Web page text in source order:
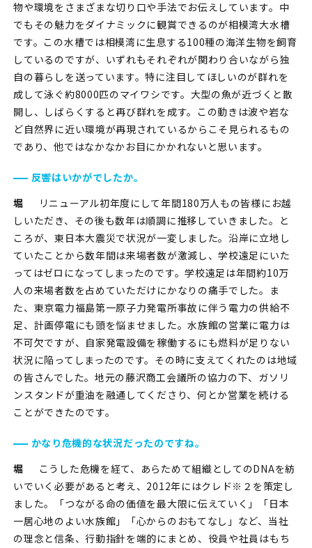
物や環境をさまざまな切り口や手法でお伝えしています。中
でもその魅力をダイナミックに観賞できるのが相模湾大水槽
です。この水槽では相模湾に生息する100種の海洋生物を飼育
しているのですが、いずれもそれぞれが関わり合いながら独
自の暮らしを送っています。特に注目してほしいのが群れを
成して泳ぐ約8000匹のマイワシです。大型の魚が近づくと散
開し、しばらくすると再び群れを成す。この動きは波や岩な
ど自然界に近い環境が再現されているからこそ見られるもの
であり、他ではなかなかお目にかかれないと思います。
反響はいかがでしたか。
堀
リニューアル初年度にして年間180万人もの皆様にお越
しいただき、その後も数年は順調に推移していきました。と
ころが、東日本大震災で状況が一変しました。沿岸に立地し
ていたことから数年間は来場者数が激減し、学校遠足にいた
ってはゼロになってしまったのです。学校遠足は年間約10万
人の来場者数を占めていただけにかなりの痛手でした。ま
た、東京電力福島第一原子力発電所事故に伴う電力の供給不
足、計画停電にも頭を悩ませました。水族館の営業に電力は
不可欠ですが、自家発電設備を稼働するにも燃料が足りない
状況に陥ってしまったのです。その時に支えてくれたのは地域
の皆さんでした。地元の藤沢商工会議所の協力の下、ガソリ
ンスタンドが重油を融通してくださり、何とか営業を続ける
ことができたのです。
かなり危機的な状況だったのですね。
堀
こうした危機を経て、あらためて組織としてのDNAを紡
いでいく必要があると考え、2012年にはクレド※２を策定し
ました。「つながる命の価値を最大限に伝えていく」「日本
一居心地のよい水族館」「心からのおもてなし」など、当社
の理念と信条、行動指針を端的にまとめ、役員や社員はもち